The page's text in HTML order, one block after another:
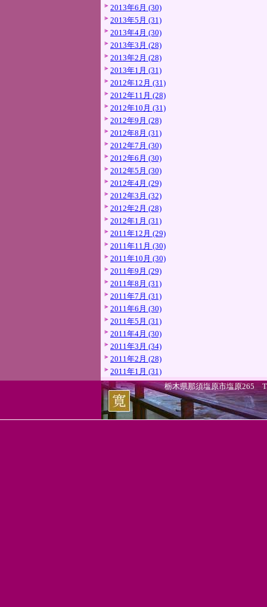
2013年6月 (30)
2013年5月 (31)
2013年4月 (30)
2013年3月 (28)
2013年2月 (28)
2013年1月 (31)
2012年12月 (31)
2012年11月 (28)
2012年10月 (31)
2012年9月 (28)
2012年8月 (31)
2012年7月 (30)
2012年6月 (30)
2012年5月 (30)
2012年4月 (29)
2012年3月 (32)
2012年2月 (28)
2012年1月 (31)
2011年12月 (29)
2011年11月 (30)
2011年10月 (30)
2011年9月 (29)
2011年8月 (31)
2011年7月 (31)
2011年6月 (30)
2011年5月 (31)
2011年4月 (30)
2011年3月 (34)
2011年2月 (28)
2011年1月 (31)
栃木県那須塩原市塩原265